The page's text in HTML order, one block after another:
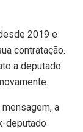
2019 e
contratação.
a deputado
a
deputado